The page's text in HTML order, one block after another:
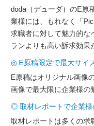
doda（デューダ）のE原
業様には、もれなく「
求職者に対して魅力的な
ランよりも高い訴求効果
◎ E原稿限定で最大サイ
E原稿はオリジナル画像
画像で最大限に企業様の
◎ 取材レポートで企業様
取材レポートは多くの求